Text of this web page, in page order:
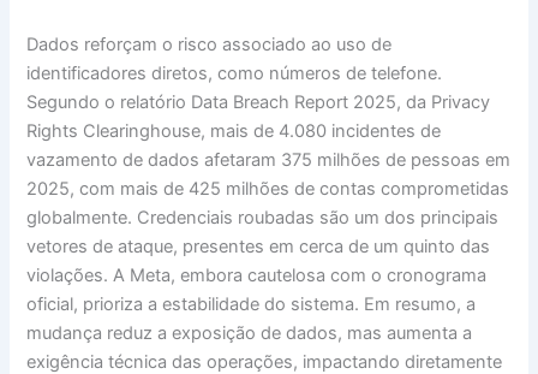
Dados reforçam o risco associado ao uso de
identificadores diretos, como números de telefone.
Segundo o relatório Data Breach Report 2025, da Privacy
Rights Clearinghouse, mais de 4.080 incidentes de
vazamento de dados afetaram 375 milhões de pessoas em
2025, com mais de 425 milhões de contas comprometidas
globalmente. Credenciais roubadas são um dos principais
vetores de ataque, presentes em cerca de um quinto das
violações. A Meta, embora cautelosa com o cronograma
oficial, prioriza a estabilidade do sistema. Em resumo, a
mudança reduz a exposição de dados, mas aumenta a
exigência técnica das operações, impactando diretamente